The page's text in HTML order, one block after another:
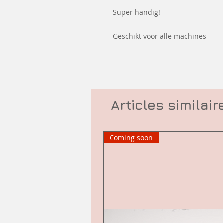
Super handig!
Geschikt voor alle machines
Articles
Coming soon